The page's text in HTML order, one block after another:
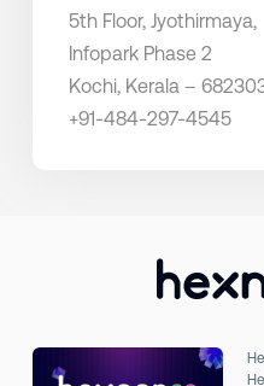
5th Floor, Jyothirmaya,
Infopark Phase 2
Kochi, Kerala –
+91-484-297-4545